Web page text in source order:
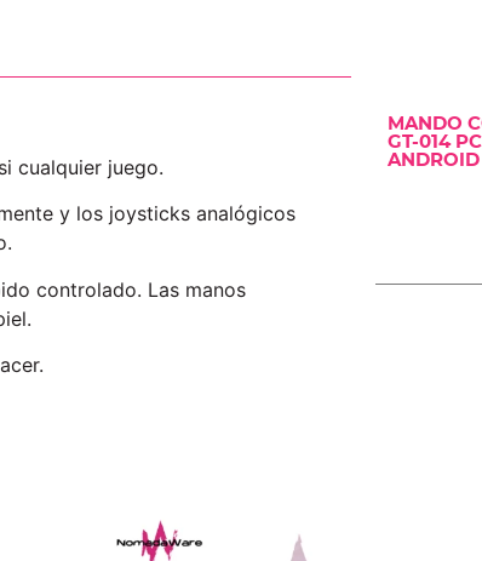
cualquier juego.
y los joysticks analógicos
controlado. Las manos
MANDO
GT-014
ANDROID